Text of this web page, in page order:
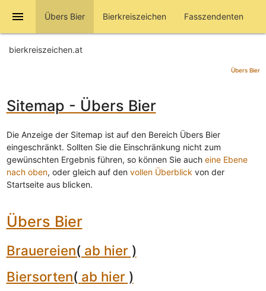
menu Übers Bier Bierkreiszeichen Fasszendenten
bierkreiszeichen.at
Übers Bier
Sitemap - Übers Bier
Die Anzeige der Sitemap ist auf den Bereich Übers Bier
eingeschränkt. Sollten Sie die Einschränkung nicht zum
gewünschten Ergebnis führen, so können Sie auch eine Ebene
nach oben, oder gleich auf den vollen Überblick von der
Startseite aus blicken.
Übers Bier
Brauereien( ab hier)
Biersorten( ab hier)